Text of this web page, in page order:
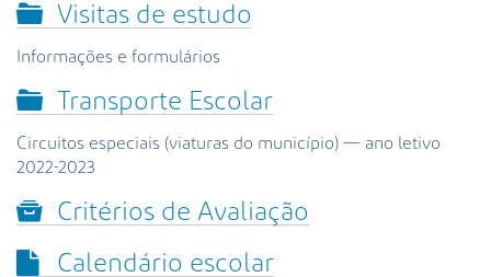
Visitas de estudo
Informações e formulários
Transporte Escolar
Circuitos especiais (viaturas do município) — ano letivo
2022-2023
Critérios de Avaliação
Calendário escolar